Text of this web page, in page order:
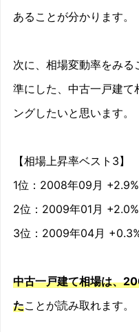
2008/12 -
2009/02 -
2009/03 -
2009/05 -
2009/06 -8%
2009/08 -
2009/09 -
あることが分かります。
次に、相場変動率をみ
準にした、中古一戸建て
ングしたいと思います。
【相場上昇率ベスト3】
1位：2008年09月 +2.9%
2位：2009年01月 +2.0%
3位：2009年04月
中古一戸建て相場は、
たことが読み取れます。